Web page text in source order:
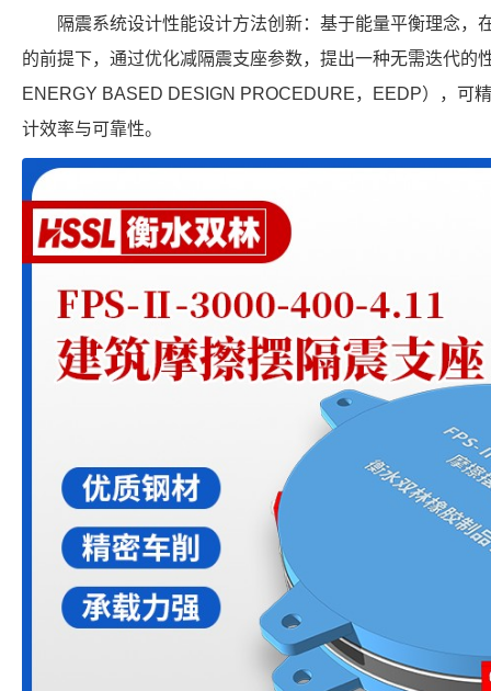
隔震系统设计性能设计方法创新：基于能量平衡理念，
的前提下，通过优化减隔震支座参数，提出一种无需迭代的
ENERGY BASED DESIGN PROCEDURE，EEDP），可
计效率与可靠性。